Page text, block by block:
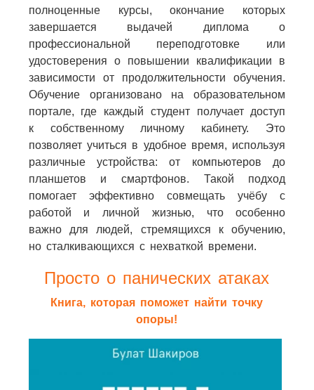
полноценные курсы, окончание которых
завершается выдачей диплома о
профессиональной переподготовке или
удостоверения о повышении квалификации в
зависимости от продолжительности обучения.
Обучение организовано на образовательном
портале, где каждый студент получает доступ
к собственному личному кабинету. Это
позволяет учиться в удобное время, используя
различные устройства: от компьютеров до
планшетов и смартфонов. Такой подход
помогает эффективно совмещать учёбу с
работой и личной жизнью, что особенно
важно для людей, стремящихся к обучению,
но сталкивающихся с нехваткой времени.
Просто о панических атаках
Книга, которая поможет найти точку
опоры!